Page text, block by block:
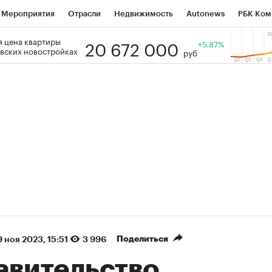
Мероприятия Отрасли Недвижимость Autonews РБК
РБК Образование Тренды
цена квартиры
новостройках
20 672 000 руб
+5.87%
ноя 2023, 15:51 3 996 Поделиться